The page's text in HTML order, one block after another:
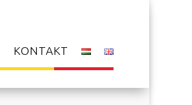
KONTAKT